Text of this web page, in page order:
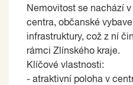
Nemovitost se nachází
centra, občanské
infrastruktury, což z ní
rámci Zlínského kraje.
Klíčové vlastnosti:
- atraktivní poloha v